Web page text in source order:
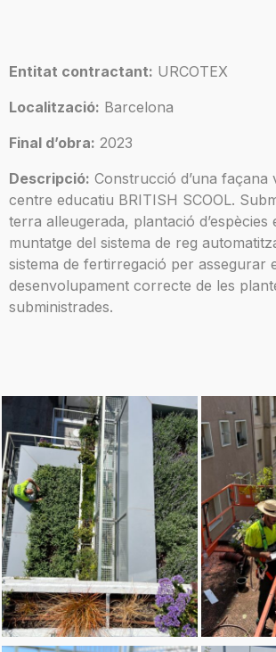
Entitat contractant: URCOTEX
Localització: Barcelona
Final d’obra: 2023
Descripció: Construcció d’una façana
centre educatiu BRITISH SCOOL.
terra alleugerada, plantació d’espècies
muntatge del sistema de reg
sistema de fertirregació per assegurar
desenvolupament correcte de les
subministrades.